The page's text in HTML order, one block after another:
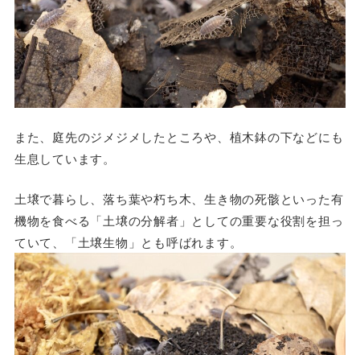
また、庭先のジメジメしたところや、植木鉢の下などにも
生息しています。
土壌で暮らし、落ち葉や朽ち木、生き物の死骸といった有
機物を食べる「土壌の分解者」としての重要な役割を担っ
ていて、「土壌生物」とも呼ばれます。